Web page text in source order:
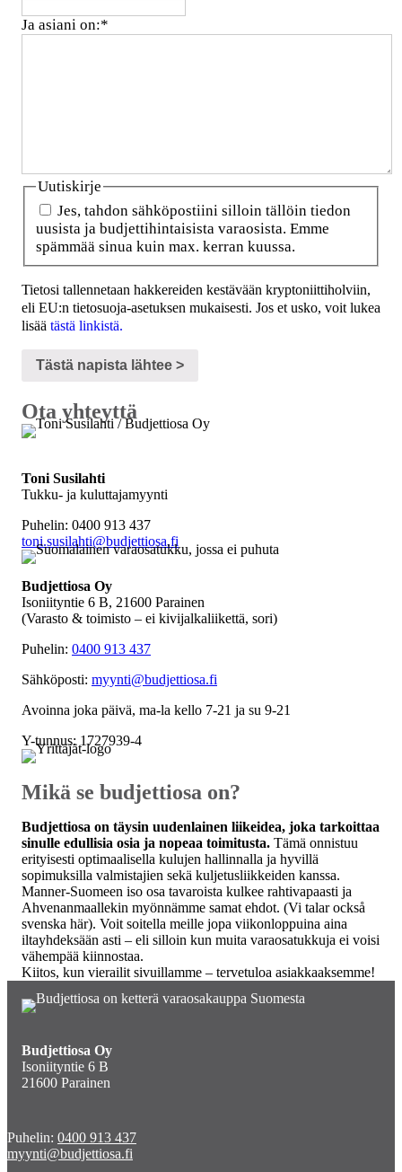
Ja asiani on:*
Uutiskirje
Jes, tahdon sähköpostiini silloin tällöin tiedon
uusista ja budjettihintaisista varaosista. Emme
spämmää sinua kuin max. kerran kuussa.
Tietosi tallennetaan hakkereiden kestävään kryptoniittiholviin,
eli EU:n tietosuoja-asetuksen mukaisesti. Jos et usko, voit lukea
lisää tästä linkistä.
Tästä napista lähtee >
Ota yhteyttä
Toni Susilahti
Tukku- ja kuluttajamyynti
Puhelin: 0400 913 437
toni.susilahti@budjettiosa.fi
Budjettiosa Oy
Isoniityntie 6 B, 21600 Parainen
(Varasto & toimisto – ei kivijalkaliikettä, sori)
Puhelin: 0400 913 437
Sähköposti: myynti@budjettiosa.fi
Avoinna joka päivä, ma-la kello 7-21 ja su 9-21
Y-tunnus: 1727939-4
Mikä se budjettiosa on?
Budjettiosa on täysin uudenlainen liikeidea, joka tarkoittaa
sinulle edullisia osia ja nopeaa toimitusta. Tämä onnistuu
erityisesti optimaalisella kulujen hallinnalla ja hyvillä
sopimuksilla valmistajien sekä kuljetusliikkeiden kanssa.
Manner-Suomeen iso osa tavaroista kulkee rahtivapaasti ja
Ahvenanmaallekin myönnämme samat ehdot. (Vi talar också
svenska här). Voit soitella meille jopa viikonloppuina aina
iltayhdeksään asti – eli silloin kun muita varaosatukkuja ei voisi
vähempää kiinnostaa.
Kiitos, kun vierailit sivuillamme – tervetuloa asiakkaaksemme!
Budjettiosa Oy
Isoniityntie 6 B
21600 Parainen
Puhelin: 0400 913 437
myynti@budjettiosa.fi